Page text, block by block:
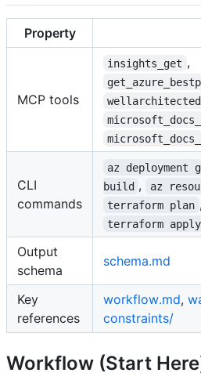
Property
MCP tools
insights_get ,
CLI
commands
az deployment
build , az
terraform plan ,
terraform apply
Output
schema
schema.md
Key
references
workflow.md,
constraints/
Workflow (Start